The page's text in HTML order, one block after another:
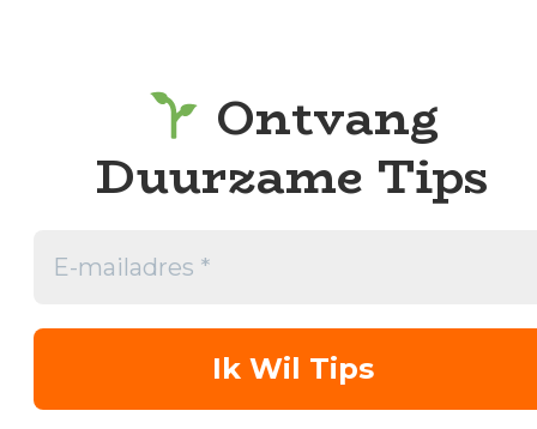
Ontvang
Duurzame Tips